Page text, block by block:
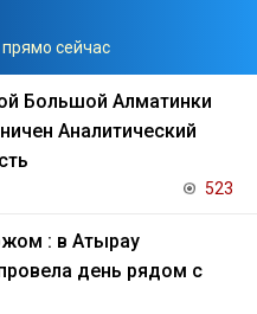
сейчас
Большой Алматинки
Аналитический
523
: в Атырау
день рядом с